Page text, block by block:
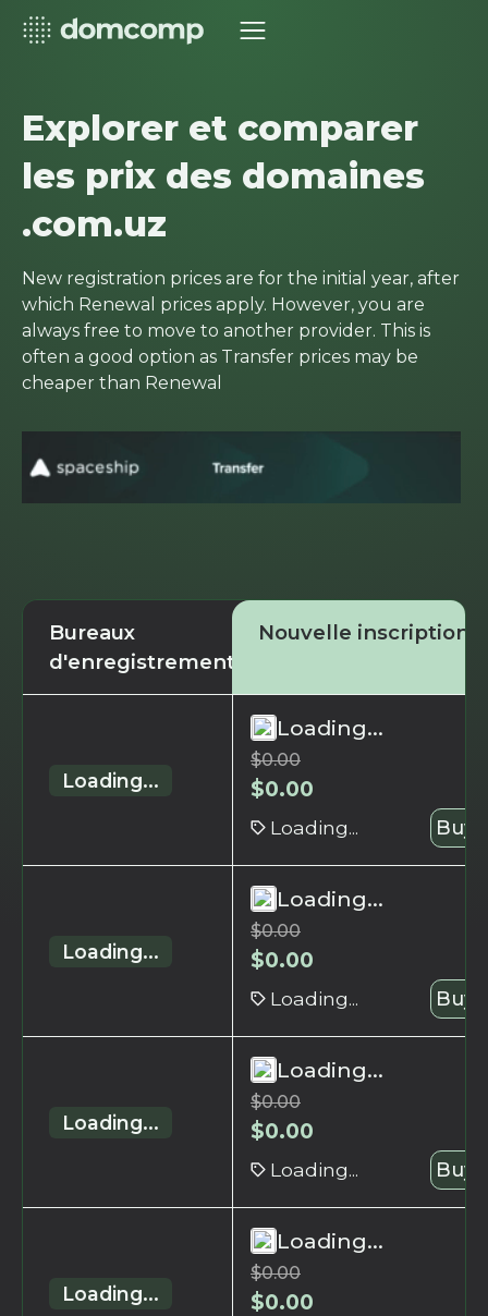
Explorer et comparer
les prix des domaines
.com.uz
New registration prices are for the initial year, after
which Renewal prices apply. However, you are
always free to move to another provider. This is
often a good option as Transfer prices may be
cheaper than Renewal
Bureaux
d'enregistrement
Nouvelle inscription
Loading...
Loading...
$0.00
$0.00
Loading... Buy
Loading...
Loading...
$0.00
$0.00
Loading... Buy
Loading...
Loading...
$0.00
$0.00
Loading... Buy
Loading...
Loading...
$0.00
$0.00